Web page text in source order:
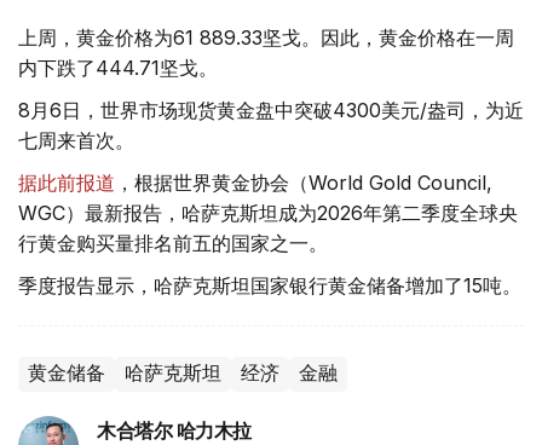
上周，黄金价格为61 889.33坚戈。因此，黄金价格在一周
内下跌了444.71坚戈。
8月6日，世界市场现货黄金盘中突破4300美元/盎司，为近
七周来首次。
据此前报道 ，根据世界黄金协会（World Gold Council,
WGC）最新报告，哈萨克斯坦成为2026年第二季度全球央
行黄金购买量排名前五的国家之一。
季度报告显示，哈萨克斯坦国家银行黄金储备增加了15吨。
黄金储备 哈萨克斯坦 经济 金融
木合塔尔 哈力木拉